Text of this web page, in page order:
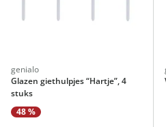
genialo
Glazen giethulpjes “Hartje”, 4
stuks
48 %